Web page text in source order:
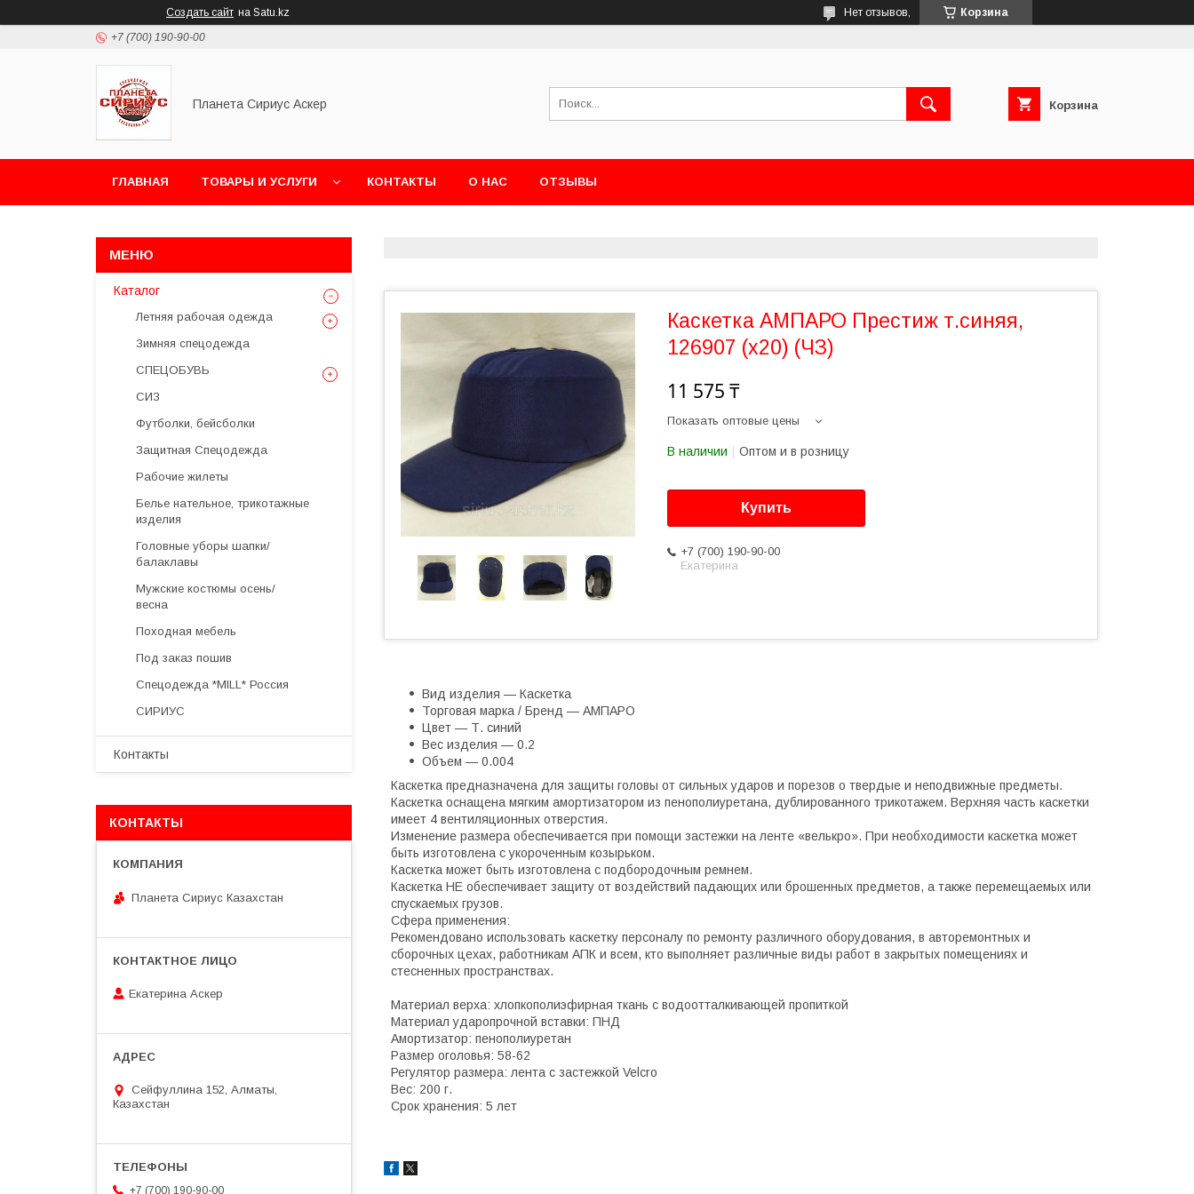
Создать сайт на Satu.kz Корзина
Нет отзывов,
+7 (700) 190-90-00
Планета Сириус Аскер Корзина
ГЛАВНАЯ ТОВАРЫ И УСЛУГИ КОНТАКТЫ О НАС ОТЗЫВЫ
Каскетка АМПАРО Престиж т.синяя,
126907 (х20) (ЧЗ)
11 575 ₸
Показать оптовые цены
В наличии Оптом и в розницу
Купить
+7 (700) 190-90-00
Екатерина
Вид изделия — Каскетка
Торговая марка / Бренд — АМПАРО
Цвет — Т. синий
Вес изделия — 0.2
Объем — 0.004
Каскетка предназначена для защиты головы от сильных ударов и порезов о твердые и неподвижные предметы.
Каскетка оснащена мягким амортизатором из пенополиуретана, дублированного трикотажем. Верхняя часть каскетки
имеет 4 вентиляционных отверстия.
Изменение размера обеспечивается при помощи застежки на ленте «велькро». При необходимости каскетка может
быть изготовлена с укороченным козырьком.
Каскетка может быть изготовлена с подбородочным ремнем.
Каскетка НЕ обеспечивает защиту от воздействий падающих или брошенных предметов, а также перемещаемых или
спускаемых грузов.
Сфера применения:
Рекомендовано использовать каскетку персоналу по ремонту различного оборудования, в авторемонтных и
сборочных цехах, работникам АПК и всем, кто выполняет различные виды работ в закрытых помещениях и
стесненных пространствах.
Материал верха: хлопкополиэфирная ткань c водоотталкивающей пропиткой
Материал ударопрочной вставки: ПНД
Амортизатор: пенополиуретан
Размер оголовья: 58-62
Регулятор размера: лента с застежкой Velcro
Вес: 200 г.
Срок хранения: 5 лет
Каталог
Летняя рабочая одежда
Зимняя спецодежда
СПЕЦОБУВЬ
СИЗ
Футболки, бейсболки
Защитная Спецодежда
Рабочие жилеты
Белье нательное, трикотажные
изделия
Головные уборы шапки/
балаклавы
Мужские костюмы осень/
весна
Походная мебель
Под заказ пошив
Спецодежда *MILL* Россия
СИРИУС
Контакты
КОНТАКТЫ
Планета Сириус Казахстан
Екатерина Аскер
Сейфуллина 152, Алматы,
Казахстан
+7 (700) 190-90-00